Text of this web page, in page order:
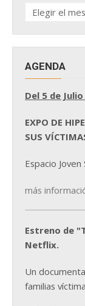
HISTÓRICO
DE
AGENDA
Del 5 de
EXPO DE
SUS
Espacio
más
Estreno de
Netflix.
Un
familias